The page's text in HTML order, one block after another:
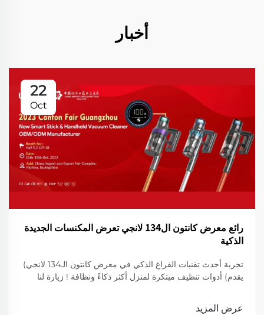
أخبار
22
Oct
رائع معرض كانتون ال134 لانجي تعرض المكنسات الجديدة
الذكية
تجربة أحدث تقنيات الفراغ الذكي في معرض كانتون الـ134 لانجي)
يقدم) أدوات تنظيف مبتكرة لمنزل أكثر ذكاءً ونظافة ! زيارة لنا
عرض المزيد